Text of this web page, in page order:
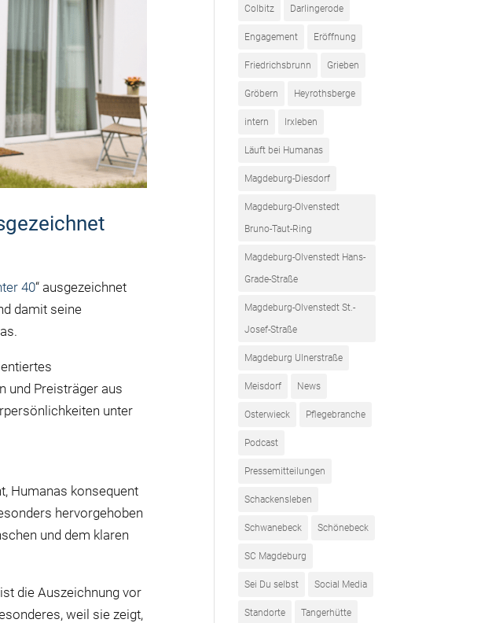
40“ ausgezeichnet
damit seine
und Preisträger aus
unter
Humanas konsequent
hervorgehoben
und dem klaren
ist die Auszeichnung vor
weil sie zeigt,
Colbitz Darlingerode
Engagement Eröffnung
Friedrichsbrunn Grieben
Gröbern Heyrothsberge
intern Irxleben
Läuft bei Humanas
Magdeburg-Diesdorf
Magdeburg-Olvenstedt
Bruno-Taut-Ring
Magdeburg-Olvenstedt Hans-
Grade-Straße
Magdeburg-Olvenstedt St.-
Josef-Straße
Magdeburg Ulnerstraße
Meisdorf News
Osterwieck Pflegebranche
Podcast
Pressemitteilungen
Schackensleben
Schwanebeck Schönebeck
SC Magdeburg
Sei Du selbst Social Media
Standorte Tangerhütte